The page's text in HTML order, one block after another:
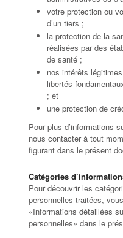
votre protection ou
d’un tiers ;
la protection de la
réalisées par des
de santé ;
nos intérêts
libertés
; et
une protection de
Pour plus d’informations
nous contacter à tout
figurant dans le présent
Catégories
Pour découvrir les
personnelles traitées,
«Informations détaillées
personnelles» dans le